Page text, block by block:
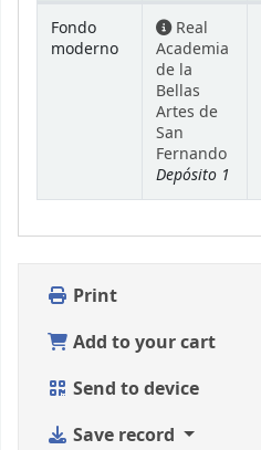
Holdings
Fondo
moderno
Real
Academia
de la
Bellas
Artes de
San
Fernando
Depósito 1
Print
Add to your cart
Send to device
Save record